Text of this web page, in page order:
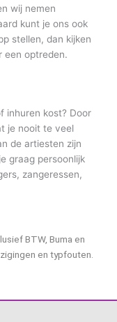
wij nemen
kunt je ons ook
stellen, dan kijken
een optreden.
inhuren kost? Door
je nooit te veel
de artiesten zijn
graag persoonlijk
zangeressen,
BTW, Buma en
en typfouten.